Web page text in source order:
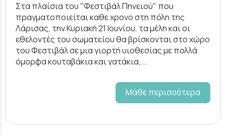
Στα πλαίσια του "Φεστιβάλ Πηνειού" που
πραγματοποιείται καθε χρονο στη πόλη της
Λάρισας, την Κυριακή 21 Ιουνίου, τα μέλη και οι
εθελοντές του σωματείου θα βρίσκονται στο χώρο
του Φεστιβάλ σε μια γιορτή υιοθεσίας με πολλά
όμορφα κουταβάκια και γατάκια,...
Μάθε περισσότερα